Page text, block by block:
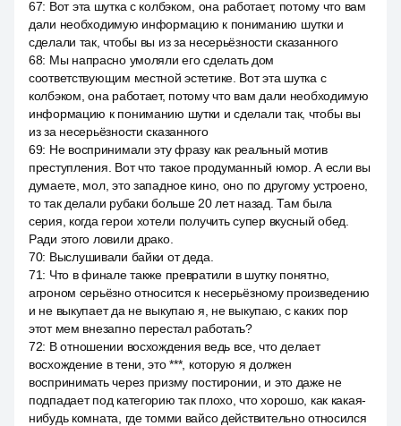
67: Вот эта шутка с колбэком, она работает, потому что вам
дали необходимую информацию к пониманию шутки и
сделали так, чтобы вы из за несерьёзности сказанного
68: Мы напрасно умоляли его сделать дом
соответствующим местной эстетике. Вот эта шутка с
колбэком, она работает, потому что вам дали необходимую
информацию к пониманию шутки и сделали так, чтобы вы
из за несерьёзности сказанного
69: Не воспринимали эту фразу как реальный мотив
преступления. Вот что такое продуманный юмор. А если вы
думаете, мол, это западное кино, оно по другому устроено,
то так делали рубаки больше 20 лет назад. Там была
серия, когда герои хотели получить супер вкусный обед.
Ради этого ловили драко.
70: Выслушивали байки от деда.
71: Что в финале также превратили в шутку понятно,
агроном серьёзно относится к несерьёзному произведению
и не выкупает да не выкупаю я, не выкупаю, с каких пор
этот мем внезапно перестал работать?
72: В отношении восхождения ведь все, что делает
восхождение в тени, это ***, которую я должен
воспринимать через призму постиронии, и это даже не
подпадает под категорию так плохо, что хорошо, как какая-
нибудь комната, где томми вайсо действительно относился